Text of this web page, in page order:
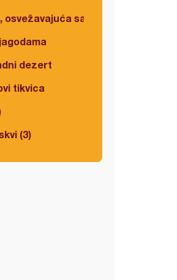
osvežavajuća salata
dezert
tikvica
(3)